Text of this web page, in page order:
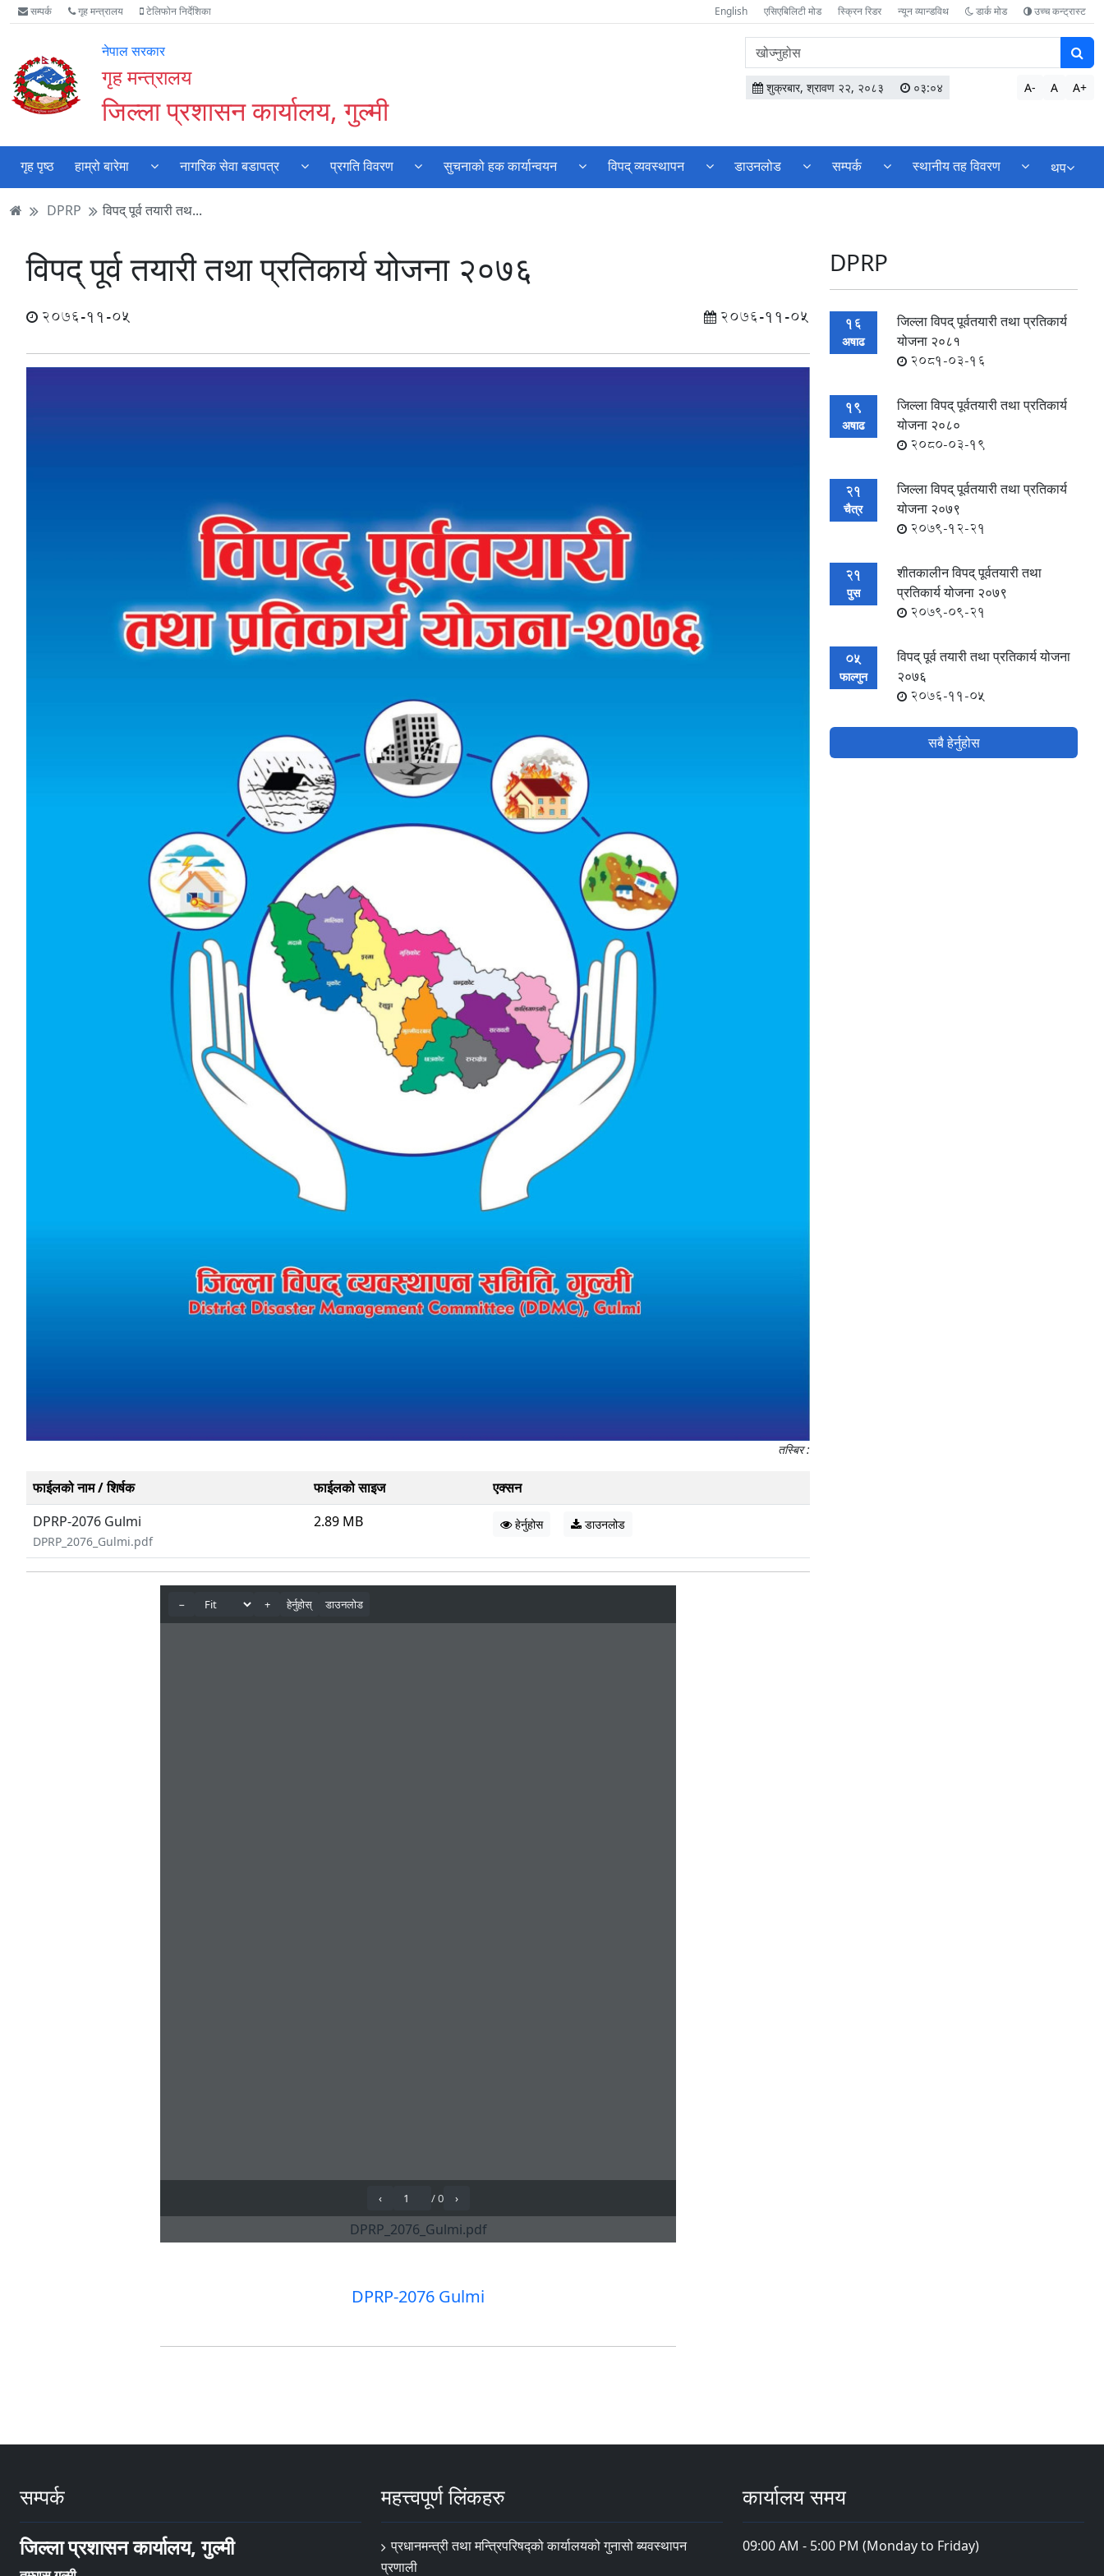
Accessibility
Mode
गर्नुहोस्
मुख्य
सामाग्री
मुख्य
नेभिगेसन
वेबसाइट
खोजमा
सम्पर्क गृह मन्त्रालय टेलिफोन निर्देशिका English एसिएबिलिटी मोड स्क्रिन रिडर न्यून व्यान्डविथ डार्क मोड उच्च कन्ट्रास्ट
नेपाल सरकार
गृह मन्त्रालय
जिल्ला प्रशासन कार्यालय, गुल्मी
वेबसाइटमा
सामग्री
खोज्नुहोस
शुक्रबार, श्रावण २२, २०८३ ०३:०४ A- A A+
गृह पृष्ठ हाम्रो बारेमा नागरिक सेवा बडापत्र प्रगति विवरण सुचनाको हक कार्यान्वयन विपद् व्यवस्थापन डाउनलोड सम्पर्क स्थानीय तह विवरण थप
DPRP विपद् पूर्व तयारी तथ...
विपद् पूर्व तयारी तथा प्रतिकार्य योजना २०७६
2076-11-05 2076-11-05
तस्बिर :
फाईलको नाम / शिर्षक फाईलको साइज
एक्सन
DPRP-2076 Gulmi
DPRP_2076_Gulmi.pdf
2.89 MB हेर्नुहोस डाउनलोड
DPRP-2076 Gulmi
DPRP
16
अषाढ
जिल्ला विपद् पूर्वतयारी तथा प्रतिकार्य
योजना २०८१
2081-03-16
19
अषाढ
जिल्ला विपद् पूर्वतयारी तथा प्रतिकार्य
योजना २०८०
2080-03-19
21
चैत्र
जिल्ला विपद् पूर्वतयारी तथा प्रतिकार्य
योजना २०७९
2079-12-21
21
पुस
शीतकालीन विपद् पूर्वतयारी तथा
प्रतिकार्य योजना २०७९
2079-09-21
05
फाल्गुन
विपद् पूर्व तयारी तथा प्रतिकार्य योजना
२०७६
2076-11-05
सबै हेर्नुहोस
सम्पर्क
जिल्ला प्रशासन कार्यालय, गुल्मी
महत्त्वपूर्ण लिंकहरु
प्रधानमन्त्री तथा मन्त्रिपरिषद्को कार्यालयको गुनासो ब्यवस्थापन
प्रणाली
कार्यालय समय
09:00 AM - 5:00 PM (Monday to Friday)